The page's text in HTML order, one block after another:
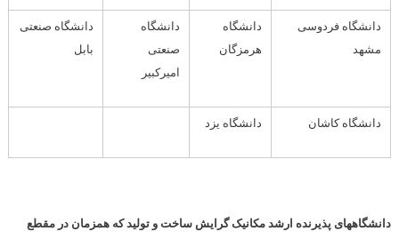
دانشگاه فردوسی
مشهد
دانشگاه
هرمزگان
دانشگاه
صنعتی
امیرکبیر
دانشگاه صنعتی
بابل
دانشگاه کاشان دانشگاه یزد
دانشگاههای پذیرنده ارشد مکانیک گرایش ساخت و تولید که همزمان در مقطع